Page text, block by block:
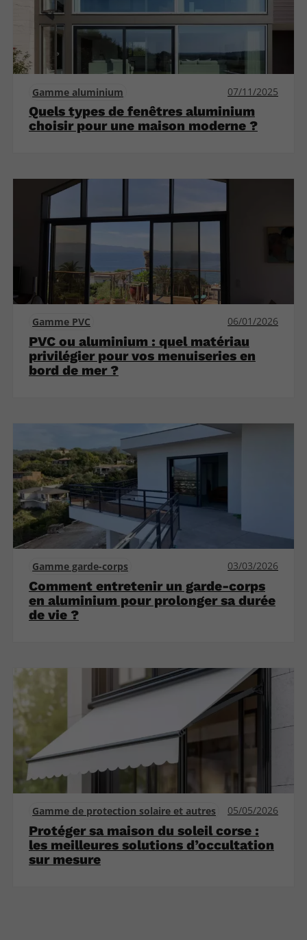
Gamme aluminium 07/11/2025
Quels types de fenêtres aluminium
choisir pour une maison moderne ?
Gamme PVC 06/01/2026
PVC ou aluminium : quel matériau
privilégier pour vos menuiseries en
bord de mer ?
Gamme garde-corps 03/03/2026
Comment entretenir un garde-corps
en aluminium pour prolonger sa durée
de vie ?
Gamme de protection solaire et autres 05/05/2026
Protéger sa maison du soleil corse :
les meilleures solutions d’occultation
sur mesure